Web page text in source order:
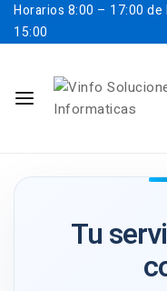
Horarios 8:00 – 17:00 de
15:00
Tu